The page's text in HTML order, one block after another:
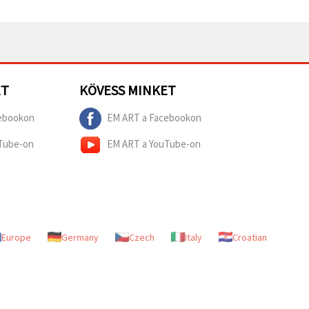
on
KÖVESS MINKET
EM ART a Facebookon
EM ART a YouTube-on
Europe Germany Czech Italy Croatian